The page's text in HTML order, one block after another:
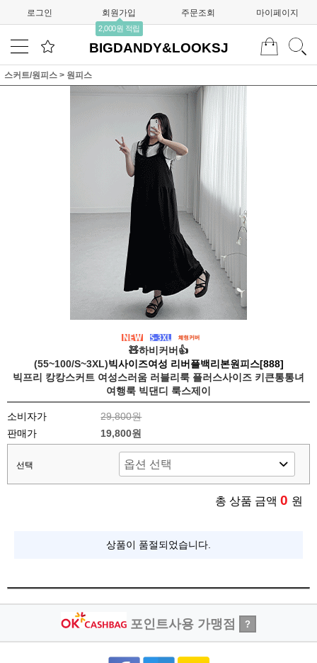
로그인 회원가입
2,000원 적립
주문조회 마이페이지
BIGDANDY&LOOKSJ
스커트/원피스 > 원피스
🧸하비커버👍
(55~100/S~3XL)빅사이즈여성 리버플백리본원피스[888]
빅프리 캉캉스커트 여성스러움 러블리룩 플러스사이즈 키큰통통녀
여행룩 빅댄디 룩스제이
소비자가
29,800원
판매가
19,800원
선택
총 상품 금액 0 원
상품이 품절되었습니다.
포인트사용 가맹점 ?